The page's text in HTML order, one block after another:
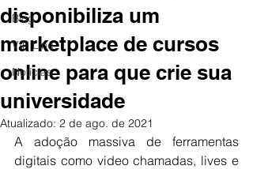
Blog
VIP Line
Notícias
disponibiliza um
marketplace de cursos
online para que crie sua
universidade
Atualizado: 2 de ago. de 2021
A adoção massiva de ferramentas
digitais como video chamadas, lives e